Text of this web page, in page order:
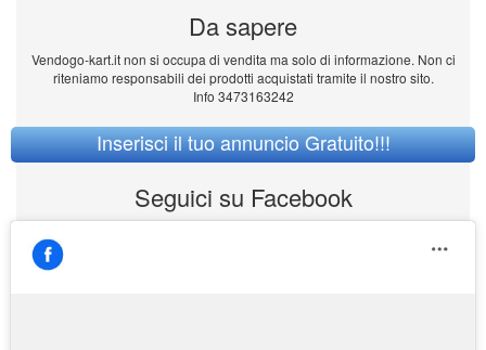
Da sapere
Vendogo-kart.it non si occupa di vendita ma solo di informazione. Non ci
riteniamo responsabili dei prodotti acquistati tramite il nostro sito.
Info 3473163242
Inserisci il tuo annuncio Gratuito!!!
Seguici su Facebook